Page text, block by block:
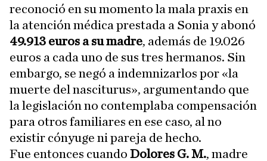
reconoció en su momento la mala praxis en
la atención médica prestada a Sonia y abonó
49.913 euros a su madre, además de 19.026
euros a cada uno de sus tres hermanos. Sin
embargo, se negó a indemnizarlos por «la
muerte del nasciturus», argumentando que
la legislación no contemplaba compensación
para otros familiares en ese caso, al no
existir cónyuge ni pareja de hecho.
Fue entonces cuando Dolores G. M., madre